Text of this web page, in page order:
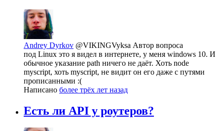
Andrey Dyrkov @VIKINGVyksa Автор вопроса
под Linux это я видел в интернете, у меня windows 10. И
обычное указание path ничего не даёт. Хоть node
myscript, хоть myscript, не видит он его даже с путями
прописанными :(
Написано более трёх лет назад
Есть ли API у роутеров?